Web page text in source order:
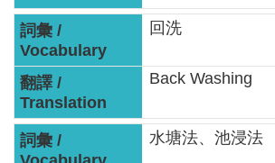
隱
私
權
保
護
政
回洗
Back Washing
水塘法、池浸法